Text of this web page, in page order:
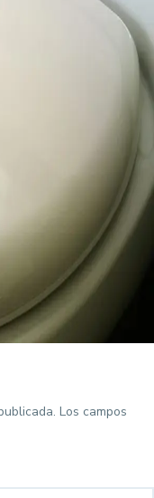
Los campos